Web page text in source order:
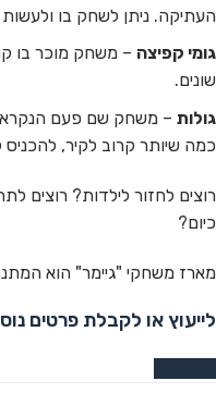
העתיקה. ניתן לשחק בו ולעשות
גומי קפיצה – משחק מוכר בו
שונים.
גולות – משחק שם פעם הנקרא
כמה שיותר קרוב לקיר, להכניס
רוצים לחזור לילדות? רוצים
כיום?
מארז משחקי "גיימר" הוא
לייעוץ או לקבלת פרטים